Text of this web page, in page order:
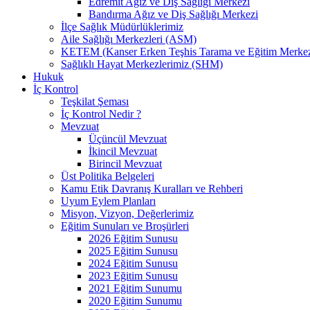
Bandırma Ağız ve Diş Sağlığı Merkezi
İlçe Sağlık Müdürlüklerimiz
Aile Sağlığı Merkezleri (ASM)
KETEM (Kanser Erken Teşhis Tarama ve Eğitim
Sağlıklı Hayat Merkezlerimiz (SHM)
Hukuk
İç Kontrol
Teşkilat Şeması
İç Kontrol Nedir ?
Mevzuat
Üçüncül Mevzuat
İkincil Mevzuat
Birincil Mevzuat
Üst Politika Belgeleri
Kamu Etik Davranış Kuralları ve Rehberi
Uyum Eylem Planları
Misyon, Vizyon, Değerlerimiz
Eğitim Sunuları ve Broşürleri
2026 Eğitim Sunusu
2025 Eğitim Sunusu
2024 Eğitim Sunusu
2023 Eğitim Sunusu
2021 Eğitim Sunumu
2020 Eğitim Sunumu